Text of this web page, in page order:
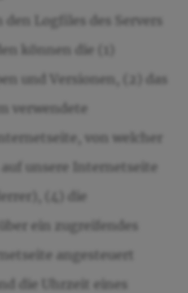
Logfiles des Servers
können die (1)
und Versionen, (2) das
verwendete
von welcher
unsere Internetseite
(4) die
ein zugreifendes
angesteuert
die Uhrzeit eines